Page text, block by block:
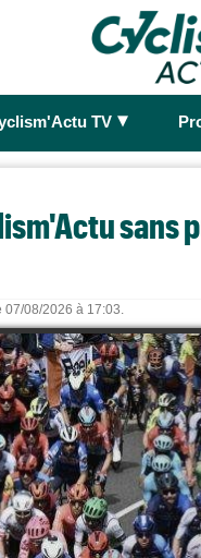
TV ►
sans
07/08/2026 à 17:03.